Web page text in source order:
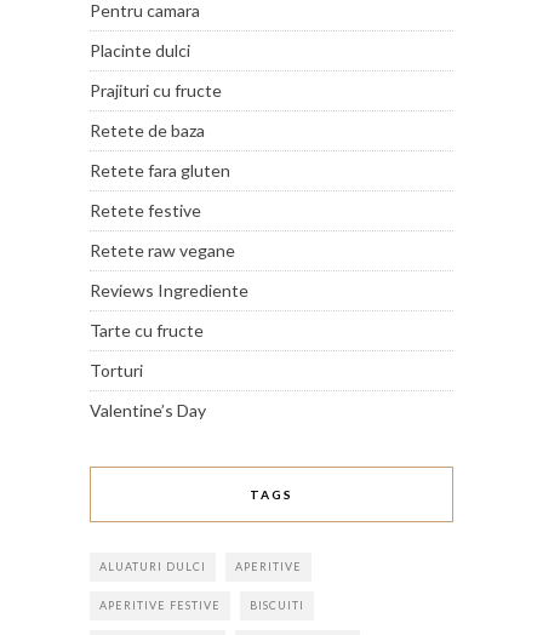
Pentru camara
Placinte dulci
Prajituri cu fructe
Retete de baza
Retete fara gluten
Retete festive
Retete raw vegane
Reviews Ingrediente
Tarte cu fructe
Torturi
Valentine’s Day
TAGS
ALUATURI DULCI APERITIVE
APERITIVE FESTIVE BISCUITI